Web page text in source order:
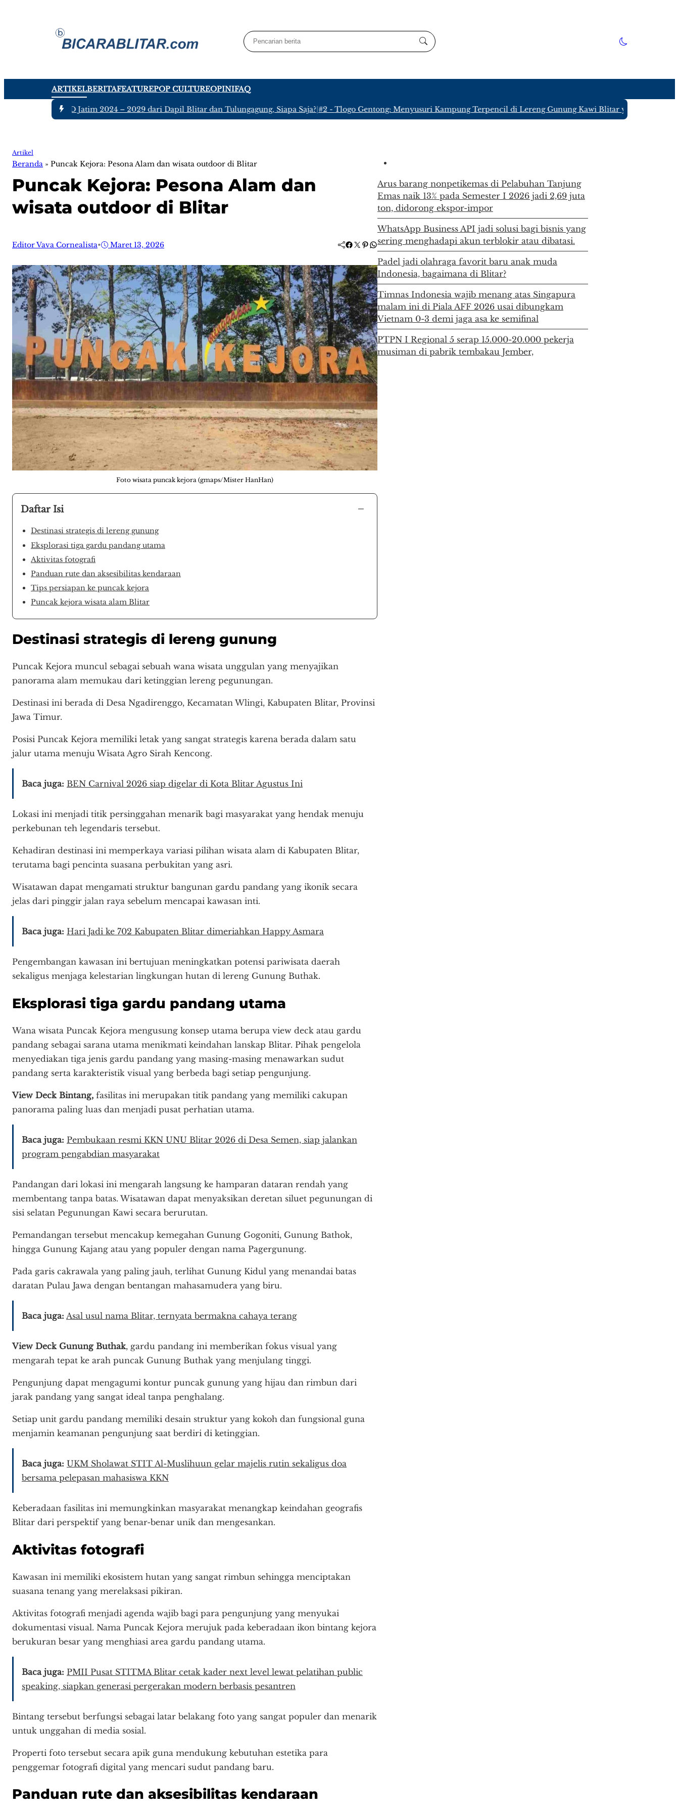
ARTIKELBERITAFEATUREPOP CULTUREOPINIFAQ
DPRD Jatim 2024 – 2029 dari Dapil Blitar dan Tulungagung, Siapa Saja?| #2 -Tlogo Gentong: Menyusuri Kampung Terpencil di Lereng Gunung Kawi Blitar yang Hanya
Artikel
Beranda » Puncak Kejora: Pesona Alam dan wisata outdoor di Blitar
Puncak Kejora: Pesona Alam dan
wisata outdoor di Blitar
Editor Vava Cornealista• Maret 13, 2026 Facebook Twitter Pinterest WhatsApp
Foto wisata puncak kejora (gmaps/Mister HanHan)
Daftar Isi −
Destinasi strategis di lereng gunung
Eksplorasi tiga gardu pandang utama
Aktivitas fotografi
Panduan rute dan aksesibilitas kendaraan
Tips persiapan ke puncak kejora
Puncak kejora wisata alam Blitar
Destinasi strategis di lereng gunung
Puncak Kejora muncul sebagai sebuah wana wisata unggulan yang menyajikan
panorama alam memukau dari ketinggian lereng pegunungan.
Destinasi ini berada di Desa Ngadirenggo, Kecamatan Wlingi, Kabupaten Blitar, Provinsi
Jawa Timur.
Posisi Puncak Kejora memiliki letak yang sangat strategis karena berada dalam satu
jalur utama menuju Wisata Agro Sirah Kencong.
Baca juga: BEN Carnival 2026 siap digelar di Kota Blitar Agustus Ini
Lokasi ini menjadi titik persinggahan menarik bagi masyarakat yang hendak menuju
perkebunan teh legendaris tersebut.
Kehadiran destinasi ini memperkaya variasi pilihan wisata alam di Kabupaten Blitar,
terutama bagi pencinta suasana perbukitan yang asri.
Wisatawan dapat mengamati struktur bangunan gardu pandang yang ikonik secara
jelas dari pinggir jalan raya sebelum mencapai kawasan inti.
Baca juga: Hari Jadi ke 702 Kabupaten Blitar dimeriahkan Happy Asmara
Pengembangan kawasan ini bertujuan meningkatkan potensi pariwisata daerah
sekaligus menjaga kelestarian lingkungan hutan di lereng Gunung Buthak.
Eksplorasi tiga gardu pandang utama
Wana wisata Puncak Kejora mengusung konsep utama berupa view deck atau gardu
pandang sebagai sarana utama menikmati keindahan lanskap Blitar. Pihak pengelola
menyediakan tiga jenis gardu pandang yang masing-masing menawarkan sudut
pandang serta karakteristik visual yang berbeda bagi setiap pengunjung.
View Deck Bintang, fasilitas ini merupakan titik pandang yang memiliki cakupan
panorama paling luas dan menjadi pusat perhatian utama.
Baca juga: Pembukaan resmi KKN UNU Blitar 2026 di Desa Semen, siap jalankan
program pengabdian masyarakat
Pandangan dari lokasi ini mengarah langsung ke hamparan dataran rendah yang
membentang tanpa batas. Wisatawan dapat menyaksikan deretan siluet pegunungan di
sisi selatan Pegunungan Kawi secara berurutan.
Pemandangan tersebut mencakup kemegahan Gunung Gogoniti, Gunung Bathok,
hingga Gunung Kajang atau yang populer dengan nama Pagergunung.
Pada garis cakrawala yang paling jauh, terlihat Gunung Kidul yang menandai batas
daratan Pulau Jawa dengan bentangan mahasamudera yang biru.
Baca juga: Asal usul nama Blitar, ternyata bermakna cahaya terang
View Deck Gunung Buthak, gardu pandang ini memberikan fokus visual yang
mengarah tepat ke arah puncak Gunung Buthak yang menjulang tinggi.
Pengunjung dapat mengagumi kontur puncak gunung yang hijau dan rimbun dari
jarak pandang yang sangat ideal tanpa penghalang.
Setiap unit gardu pandang memiliki desain struktur yang kokoh dan fungsional guna
menjamin keamanan pengunjung saat berdiri di ketinggian.
Baca juga: UKM Sholawat STIT Al-Muslihuun gelar majelis rutin sekaligus doa
bersama pelepasan mahasiswa KKN
Keberadaan fasilitas ini memungkinkan masyarakat menangkap keindahan geografis
Blitar dari perspektif yang benar-benar unik dan mengesankan.
Aktivitas fotografi
Kawasan ini memiliki ekosistem hutan yang sangat rimbun sehingga menciptakan
suasana tenang yang merelaksasi pikiran.
Aktivitas fotografi menjadi agenda wajib bagi para pengunjung yang menyukai
dokumentasi visual. Nama Puncak Kejora merujuk pada keberadaan ikon bintang kejora
berukuran besar yang menghiasi area gardu pandang utama.
Baca juga: PMII Pusat STITMA Blitar cetak kader next level lewat pelatihan public
speaking, siapkan generasi pergerakan modern berbasis pesantren
Bintang tersebut berfungsi sebagai latar belakang foto yang sangat populer dan menarik
untuk unggahan di media sosial.
Properti foto tersebut secara apik guna mendukung kebutuhan estetika para
penggemar fotografi digital yang mencari sudut pandang baru.
Panduan rute dan aksesibilitas kendaraan
Arus barang nonpetikemas di Pelabuhan Tanjung
Emas naik 13% pada Semester I 2026 jadi 2,69 juta
ton, didorong ekspor-impor
WhatsApp Business API jadi solusi bagi bisnis yang
sering menghadapi akun terblokir atau dibatasi.
Padel jadi olahraga favorit baru anak muda
Indonesia, bagaimana di Blitar?
Timnas Indonesia wajib menang atas Singapura
malam ini di Piala AFF 2026 usai dibungkam
Vietnam 0-3 demi jaga asa ke semifinal
PTPN I Regional 5 serap 15.000-20.000 pekerja
musiman di pabrik tembakau Jember,